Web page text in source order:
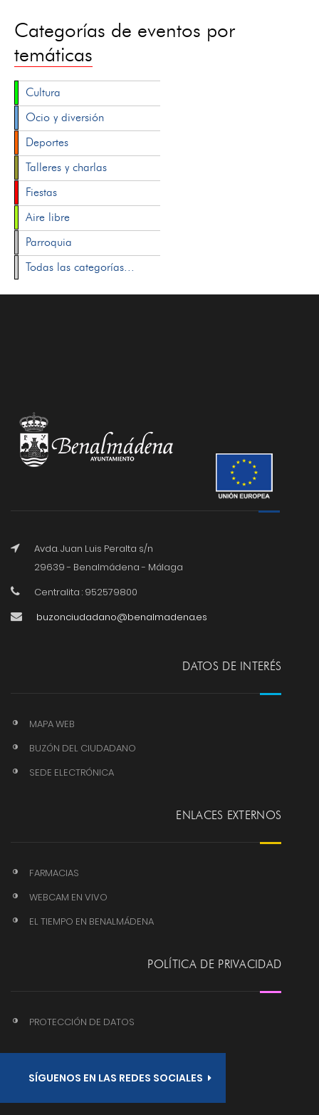
Categorías de eventos por
temáticas
Cultura
Ocio y diversión
Deportes
Talleres y charlas
Fiestas
Aire libre
Parroquia
Todas las categorías...
Avda. Juan Luis Peralta s/n
29639 - Benalmádena - Málaga
Centralita : 952579800
buzonciudadano@benalmadena.es
DATOS DE INTERÉS
MAPA WEB
BUZÓN DEL CIUDADANO
SEDE ELECTRÓNICA
ENLACES EXTERNOS
FARMACIAS
WEBCAM EN VIVO
EL TIEMPO EN BENALMÁDENA
POLÍTICA DE PRIVACIDAD
PROTECCIÓN DE DATOS
SÍGUENOS EN LAS REDES SOCIALES